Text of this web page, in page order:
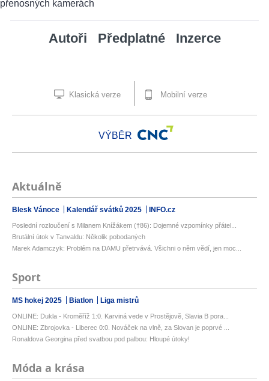
Autoři Předplatné Inzerce
Klasická verze Mobilní verze
VÝBĚR
Aktuálně
Blesk Vánoce Kalendář svátků 2025 INFO.cz
Poslední rozloučení s Milanem Knížákem (†86): Dojemné vzpomínky přátel...
Brutální útok v Tanvaldu: Několik pobodaných
Marek Adamczyk: Problém na DAMU přetrvává. Všichni o něm vědí, jen moc...
Sport
MS hokej 2025 Biatlon Liga mistrů
ONLINE: Dukla - Kroměříž 1:0. Karviná vede v Prostějově, Slavia B pora...
ONLINE: Zbrojovka - Liberec 0:0. Nováček na vlně, za Slovan je poprvé ...
Ronaldova Georgina před svatbou pod palbou: Hloupé útoky!
Móda a krása